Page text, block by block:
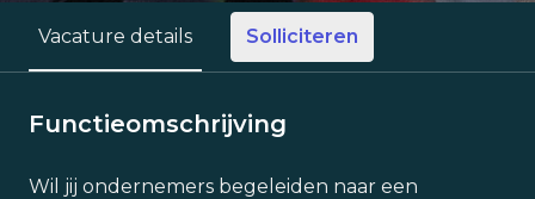
Vacature details Solliciteren
Functieomschrijving
Wil jij ondernemers begeleiden naar een